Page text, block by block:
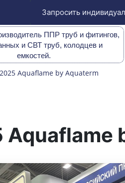
Запросить
ППР труб и фитингов,
и СВТ труб, колодцев и
емкостей.
Aquaflame by Aquaterm